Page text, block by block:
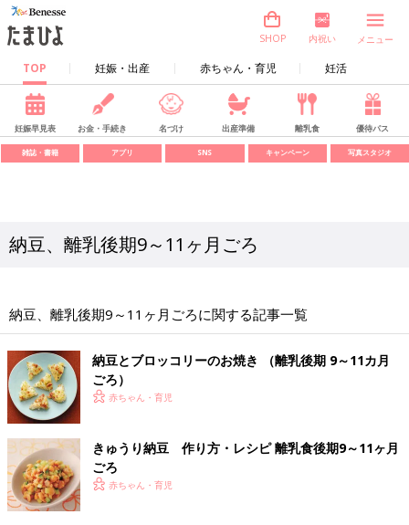
TOP 妊娠・出産 赤ちゃん・育児 妊活
SHOP 内祝い メニュー
妊娠早見表 お金・手続き 名づけ 出産準備 離乳食 優待パス
雑誌・書籍 アプリ SNS キャンペーン 写真スタジオ
納豆、離乳後期9～11ヶ月ごろ
納豆、離乳後期9～11ヶ月ごろに関する記事一覧
納豆とブロッコリーのお焼き （離乳後期 9～11カ月
ごろ）
赤ちゃん・育児
きゅうり納豆 作り方・レシピ 離乳食後期9～11ヶ月
ごろ
赤ちゃん・育児